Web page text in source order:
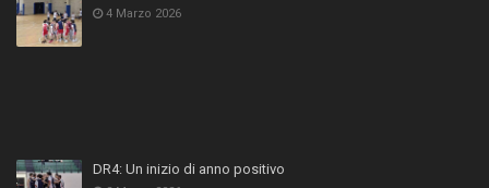
4 Marzo 2026
DR4: Un inizio di anno positivo